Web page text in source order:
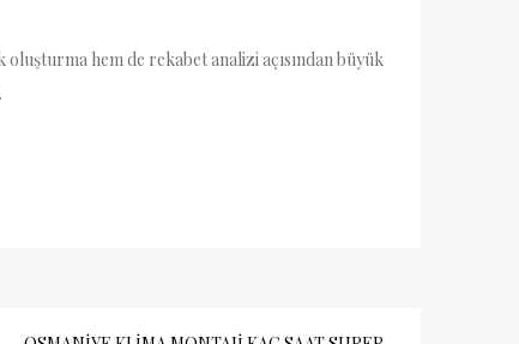
hem de rekabet analizi açısından büyük